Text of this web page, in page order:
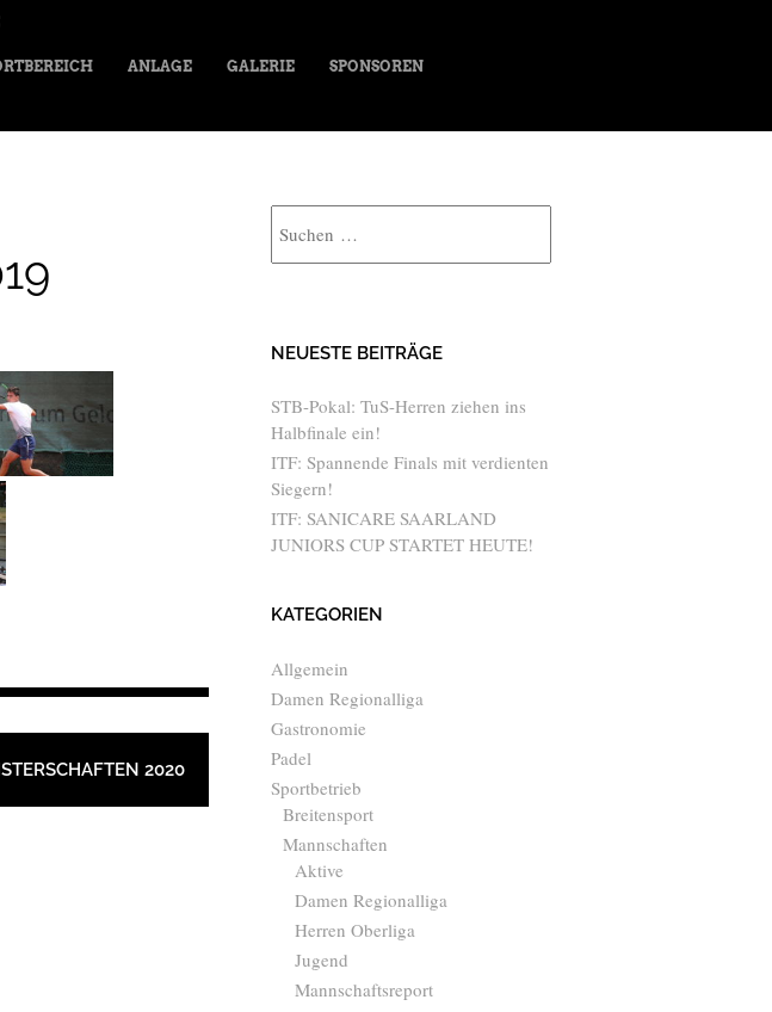
ANLAGE GALERIE SPONSOREN
2020
NEUESTE BEITRÄGE
STB-Pokal: TuS-Herren ziehen ins
Halbfinale ein!
ITF: Spannende Finals mit verdienten
Siegern!
ITF: SANICARE SAARLAND
JUNIORS CUP STARTET HEUTE!
KATEGORIEN
Allgemein
Damen Regionalliga
Gastronomie
Padel
Sportbetrieb
Breitensport
Mannschaften
Aktive
Damen Regionalliga
Herren Oberliga
Jugend
Mannschaftsreport